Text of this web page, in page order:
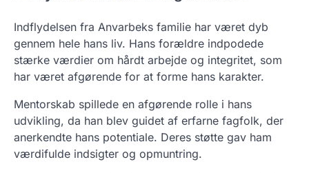
Indflydelsen fra Anvarbeks familie har været dyb
gennem hele hans liv. Hans forældre indpodede
stærke værdier om hårdt arbejde og integritet, som
har været afgørende for at forme hans karakter.
Mentorskab spillede en afgørende rolle i hans
udvikling, da han blev guidet af erfarne fagfolk, der
anerkendte hans potentiale. Deres støtte gav ham
værdifulde indsigter og opmuntring.